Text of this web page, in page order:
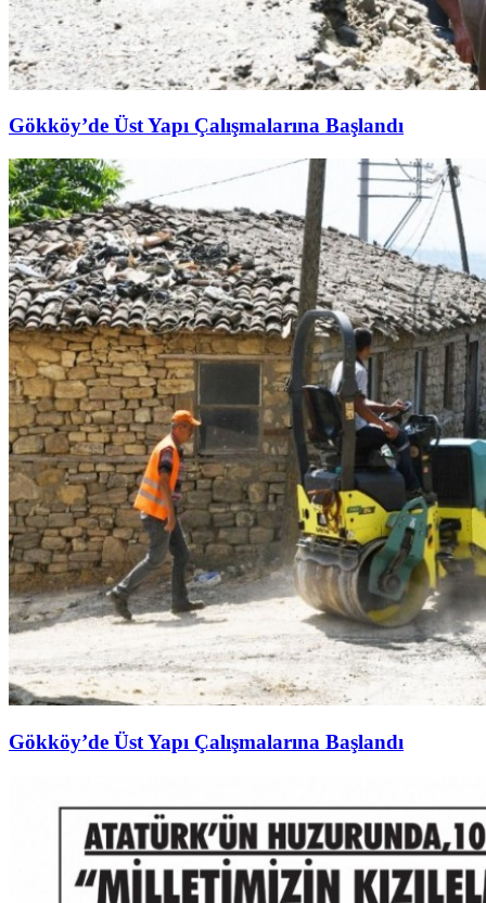
Gökköy’de Üst Yapı Çalışmalarına Başlandı
Gökköy’de Üst Yapı Çalışmalarına Başlandı